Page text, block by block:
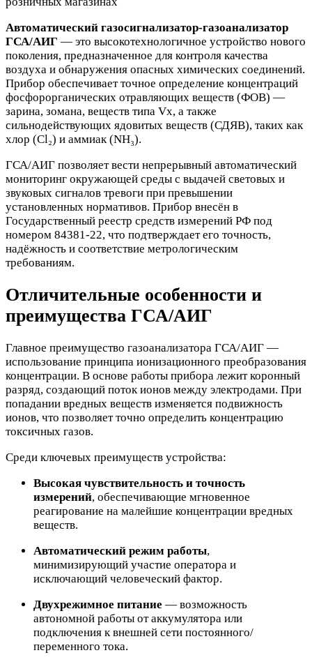
Автоматический газосигнализатор-газоанализатор
ГСА/АИГ — это высокотехнологичное устройство нового
поколения, предназначенное для контроля качества
воздуха и обнаружения опасных химических соединений.
Прибор обеспечивает точное определение концентраций
фосфорорганических отравляющих веществ (ФОВ) —
зарина, зомана, веществ типа Vх, а также
сильнодействующих ядовитых веществ (СДЯВ), таких как
хлор (Cl₂) и аммиак (NH₃).
ГСА/АИГ позволяет вести непрерывный автоматический
мониторинг окружающей среды с выдачей световых и
звуковых сигналов тревоги при превышении
установленных нормативов. Прибор внесён в
Государственный реестр средств измерений РФ под
номером 84381-22, что подтверждает его точность,
надёжность и соответствие метрологическим
требованиям.
Отличительные особенности и
преимущества ГСА/АИГ
Главное преимущество газоанализатора ГСА/АИГ —
использование принципа ионизационного преобразования
концентрации. В основе работы прибора лежит коронный
разряд, создающий поток ионов между электродами. При
попадании вредных веществ изменяется подвижность
ионов, что позволяет точно определить концентрацию
токсичных газов.
Среди ключевых преимуществ устройства:
Высокая чувствительность и точность
измерений, обеспечивающие мгновенное
реагирование на малейшие концентрации вредных
веществ.
Автоматический режим работы,
минимизирующий участие оператора и
исключающий человеческий фактор.
Двухрежимное питание — возможность
автономной работы от аккумулятора или
подключения к внешней сети постоянного/
переменного тока.